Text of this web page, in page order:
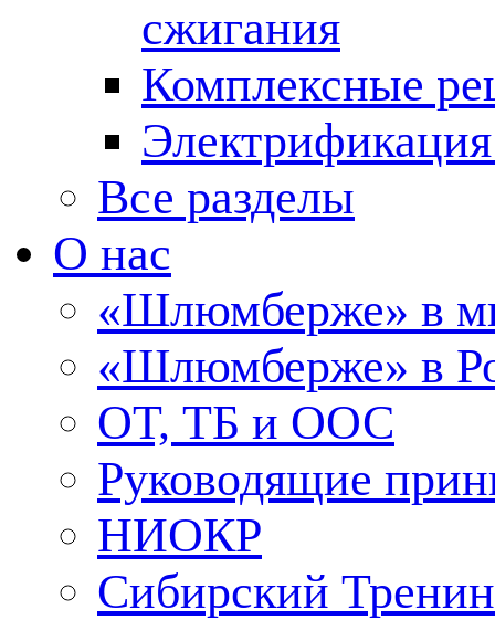
сжигания
Комплексные
Все разделы
О нас
«Шлюмберже» в
«Шлюмберже» в
ОТ, ТБ и ООС
Руководящие
НИОКР
Сибирский